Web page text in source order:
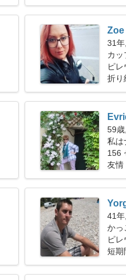
Zoe
31
カッ
ピレ
折り
59
私は
156
友情
41
かっ
ピレ
短期